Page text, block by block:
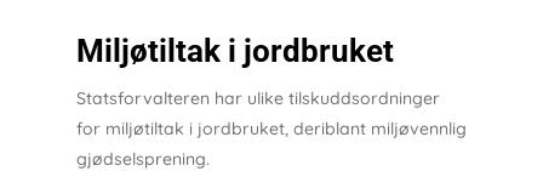
Miljøtiltak i jordbruket
Statsforvalteren har ulike tilskuddsordninger
for miljøtiltak i jordbruket, deriblant miljøvennlig
gjødselsprening.